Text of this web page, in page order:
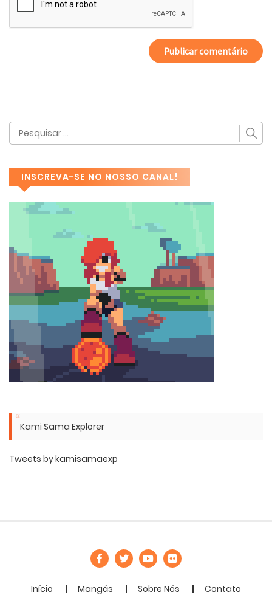
INSCREVA-SE NO NOSSO CANAL!
Kami Sama Explorer
Tweets by kamisamaexp
Início Mangás Sobre Nós Contato